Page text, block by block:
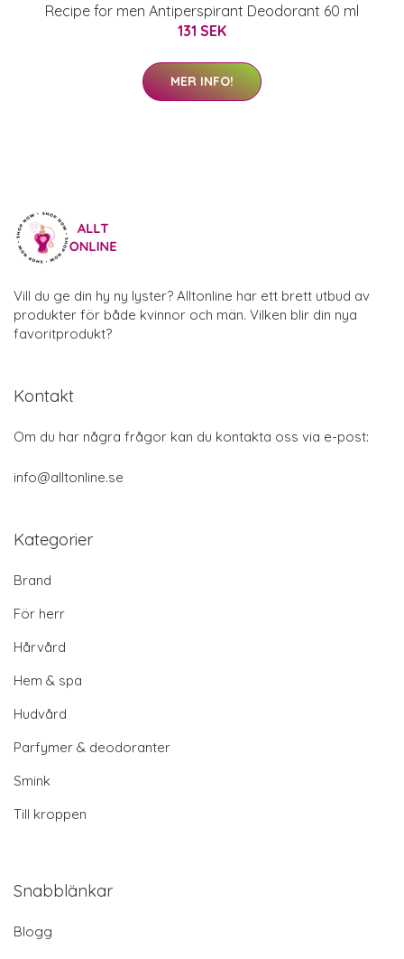
Recipe for men Antiperspirant Deodorant 60 ml
131 SEK
MER INFO!
Vill du ge din hy ny lyster? Alltonline har ett brett utbud av
produkter för både kvinnor och män. Vilken blir din nya
favoritprodukt?
Kontakt
Om du har några frågor kan du kontakta oss via e-post:
info@alltonline.se
Kategorier
Brand
För herr
Hårvård
Hem & spa
Hudvård
Parfymer & deodoranter
Smink
Till kroppen
Snabblänkar
Blogg